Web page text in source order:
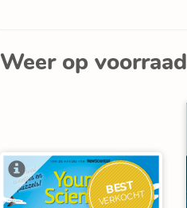
Weer op voorraad
BEST
VERKOCHT